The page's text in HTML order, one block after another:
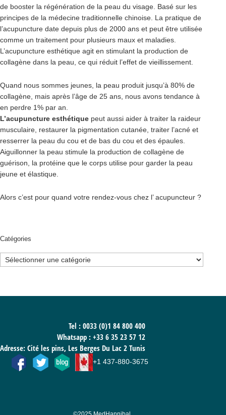
de booster la régénération de la peau du visage. Basé sur les
principes de la médecine traditionnelle chinoise. La pratique de
l’acupuncture date depuis plus de 2000 ans et peut être utilisée
comme un traitement pour plusieurs maux et maladies.
L’acupuncture esthétique agit en stimulant la production de
collagène dans la peau, ce qui réduit l’effet de vieillissement.
Quand nous sommes jeunes, la peau produit jusqu’à 80% de
collagène, mais après l’âge de 25 ans, nous avons tendance à
en perdre 1% par an.
L’acupuncture esthétique peut aussi aider à traiter la raideur
musculaire, restaurer la pigmentation cutanée, traiter l’acné et
resserrer la peau du cou et de bas du cou et des épaules.
Aiguillonner la peau stimule la production de collagène de
guérison, la protéine que le corps utilise pour garder la peau
jeune et élastique.
Alors c’est pour quand votre rendez-vous chez l’ acupuncteur ?
Catégories
Catégories
Tel : 0033 (0)1 84 800 400
Whatsapp : +33 6 35 23 57 12
Adresse: Cité les pins, Les Berges Du Lac 2 Tunis
+1 437-880-3675